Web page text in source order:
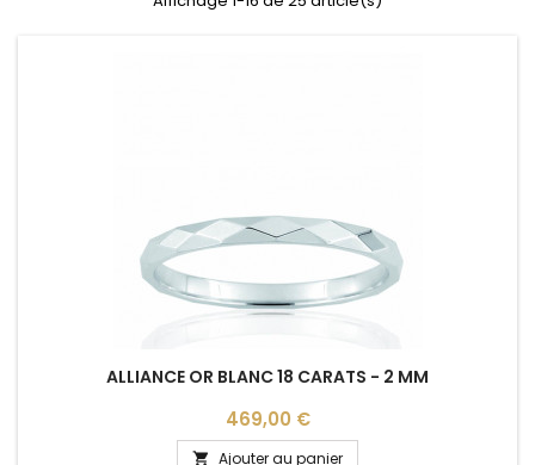
ALLIANCE OR BLANC 18 CARATS - 2 MM
Prix
469,00 €
 Ajouter au panier